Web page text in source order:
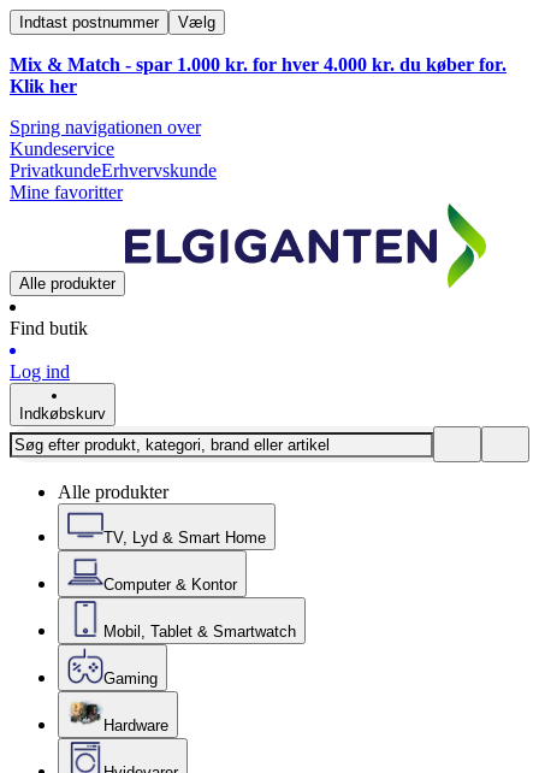
Indtast postnummer Vælg
Mix & Match - spar 1.000 kr. for hver 4.000 kr. du køber for.
Klik her
Spring navigationen over
Kundeservice
PrivatkundeErhvervskunde
Mine favoritter
Alle produkter
Find butik
Log ind
Indkøbskurv
Alle produkter
TV, Lyd & Smart Home
Computer & Kontor
Mobil, Tablet & Smartwatch
Gaming
Hardware